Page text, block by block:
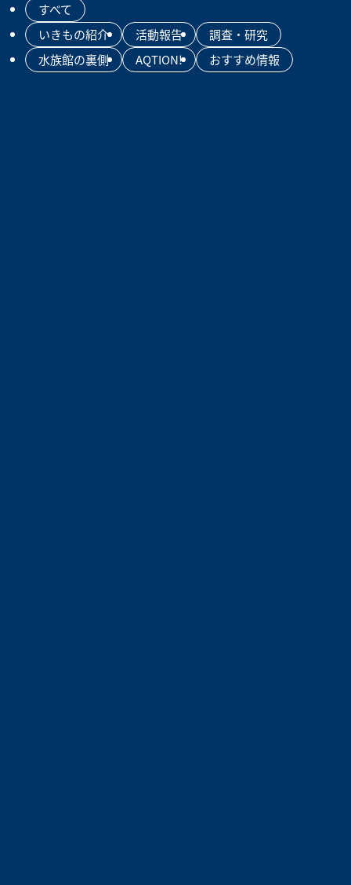
すべて
いきもの紹介
活動報告
調査・研究
水族館の裏側
AQTION! おすすめ情報